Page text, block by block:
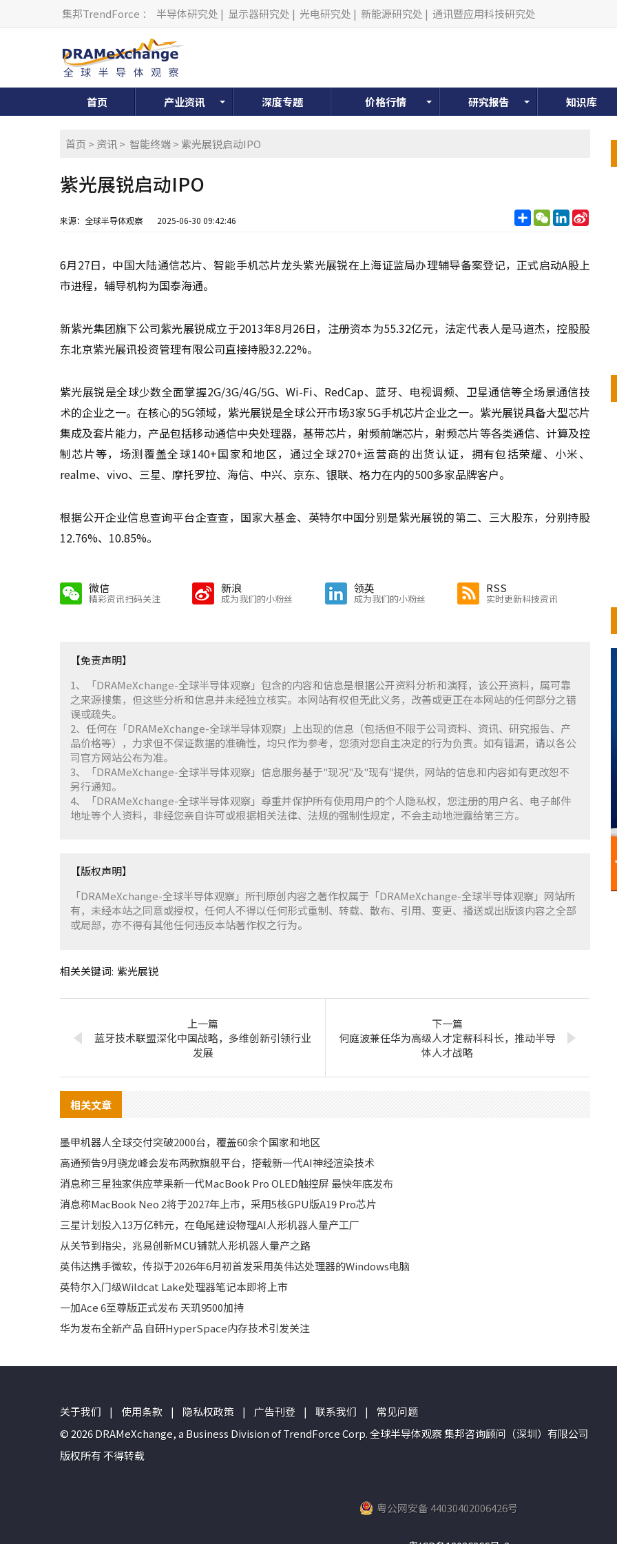
集邦TrendForce ： 半导体研究处 | 显示器研究处 | 光电研究处 | 新能源研究处 | 通讯暨应用科技研究处
首页 产业资讯 深度专题 价格行情 研究报告 知识库
首页 > 资讯> 智能终端> 紫光展锐启动IPO
紫光展锐启动IPO
来源：全球半导体观察 2025-06-30 09:42:46 分
享
WeChatLinkedIn
Sina
6月27日，中国大陆通信芯片、智能手机芯片龙头紫光展锐在上海证监局办理辅导备案登记，正式启动A股上
市进程，辅导机构为国泰海通。
新紫光集团旗下公司紫光展锐成立于2013年8月26日，注册资本为55.32亿元，法定代表人是马道杰，控股股
东北京紫光展讯投资管理有限公司直接持股32.22%。
紫光展锐是全球少数全面掌握2G/3G/4G/5G、Wi-Fi、RedCap、蓝牙、电视调频、卫星通信等全场景通信技
术的企业之一。在核心的5G领域，紫光展锐是全球公开市场3家5G手机芯片企业之一。紫光展锐具备大型芯片
集成及套片能力，产品包括移动通信中央处理器，基带芯片，射频前端芯片，射频芯片等各类通信、计算及控
制芯片等，场测覆盖全球140+国家和地区，通过全球270+运营商的出货认证，拥有包括荣耀、小米、
realme、vivo、三星、摩托罗拉、海信、中兴、京东、银联、格力在内的500多家品牌客户。
根据公开企业信息查询平台企查查，国家大基金、英特尔中国分别是紫光展锐的第二、三大股东，分别持股
12.76%、10.85%。
微信
精彩资讯扫码关注
新浪
成为我们的小粉丝
领英
成为我们的小粉丝
RSS
实时更新科技资讯
【免责声明】
1、「DRAMeXchange-全球半导体观察」包含的内容和信息是根据公开资料分析和演释，该公开资料，属可靠
之来源搜集，但这些分析和信息并未经独立核实。本网站有权但无此义务，改善或更正在本网站的任何部分之错
误或疏失。
2、任何在「DRAMeXchange-全球半导体观察」上出现的信息（包括但不限于公司资料、资讯、研究报告、产
品价格等），力求但不保证数据的准确性，均只作为参考，您须对您自主决定的行为负责。如有错漏，请以各公
司官方网站公布为准。
3、「DRAMeXchange-全球半导体观察」信息服务基于"现况"及"现有"提供，网站的信息和内容如有更改恕不
另行通知。
4、「DRAMeXchange-全球半导体观察」尊重并保护所有使用用户的个人隐私权，您注册的用户名、电子邮件
地址等个人资料，非经您亲自许可或根据相关法律、法规的强制性规定，不会主动地泄露给第三方。
【版权声明】
「DRAMeXchange-全球半导体观察」所刊原创内容之著作权属于「DRAMeXchange-全球半导体观察」网站所
有，未经本站之同意或授权，任何人不得以任何形式重制、转载、散布、引用、变更、播送或出版该内容之全部
或局部，亦不得有其他任何违反本站著作权之行为。
相关关键词: 紫光展锐
上一篇
蓝牙技术联盟深化中国战略，多维创新引领行业
发展
下一篇
何庭波兼任华为高级人才定薪科科长，推动半导
体人才战略
相关文章
墨甲机器人全球交付突破2000台，覆盖60余个国家和地区
高通预告9月骁龙峰会发布两款旗舰平台，搭载新一代AI神经渲染技术
消息称三星独家供应苹果新一代MacBook Pro OLED触控屏 最快年底发布
消息称MacBook Neo 2将于2027年上市，采用5核GPU版A19 Pro芯片
三星计划投入13万亿韩元，在龟尾建设物理AI人形机器人量产工厂
从关节到指尖，兆易创新MCU铺就人形机器人量产之路
英伟达携手微软，传拟于2026年6月初首发采用英伟达处理器的Windows电脑
英特尔入门级Wildcat Lake处理器笔记本即将上市
一加Ace 6至尊版正式发布 天玑9500加持
华为发布全新产品 自研HyperSpace内存技术引发关注
关于我们 | 使用条款 | 隐私权政策 | 广告刊登 | 联系我们 |
常见问题
© 2026 DRAMeXchange, a Business Division of TrendForce Corp. 全球半导体观察 集邦咨询顾问（深圳）有限公司
版权所有 不得转载
粤公网安备 44030402006426号